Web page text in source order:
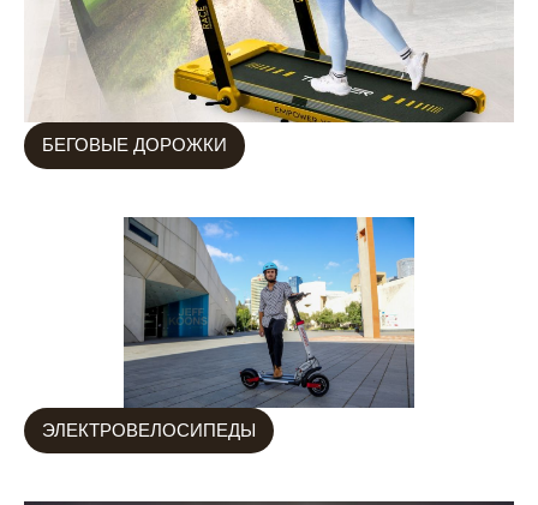
БЕГОВЫЕ ДОРОЖКИ
ЭЛЕКТРОВЕЛОСИПЕДЫ